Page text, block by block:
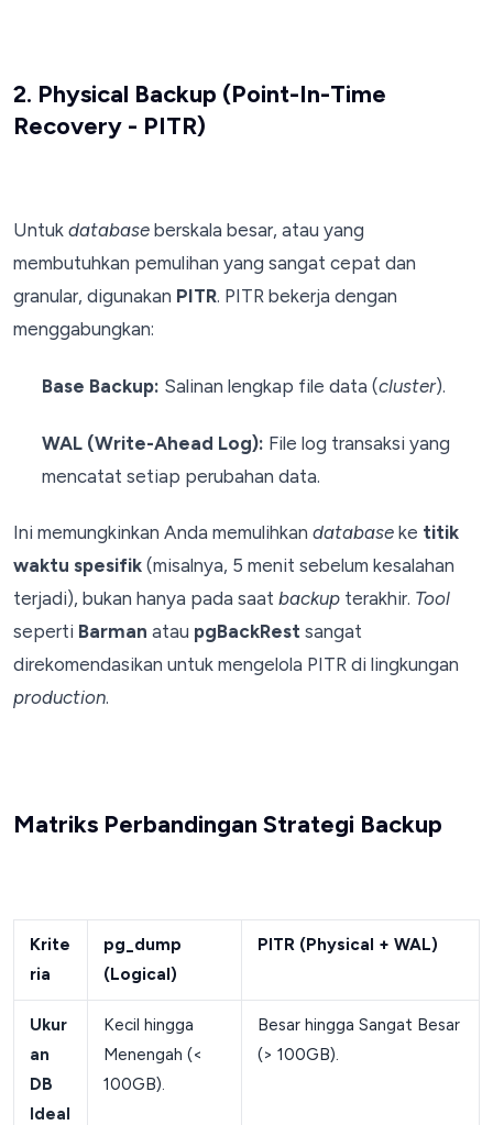
2. Physical Backup (Point-In-Time
Recovery - PITR)
Untuk database berskala besar, atau yang
membutuhkan pemulihan yang sangat cepat dan
granular, digunakan PITR. PITR bekerja dengan
menggabungkan:
Base Backup: Salinan lengkap file data (cluster).
WAL (Write-Ahead Log): File log transaksi yang
mencatat setiap perubahan data.
Ini memungkinkan Anda memulihkan database ke titik
waktu spesifik (misalnya, 5 menit sebelum kesalahan
terjadi), bukan hanya pada saat backup terakhir. Tool
seperti Barman atau pgBackRest sangat
direkomendasikan untuk mengelola PITR di lingkungan
production.
Matriks Perbandingan Strategi Backup
Krite
ria
pg_dump
(Logical)
PITR (Physical + WAL)
Ukur
an
DB
Ideal
Kecil hingga
Menengah (<
100GB).
Besar hingga Sangat Besar
(> 100GB).